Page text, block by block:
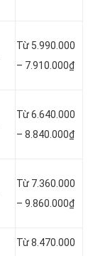
Từ 5.990.000
– 7.910.000₫
Từ 6.640.000
– 8.840.000₫
Từ 7.360.000
– 9.860.000₫
Từ 8.470.000